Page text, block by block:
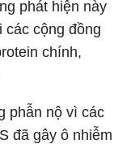
phát hiện này
các cộng đồng
chính,
phẫn nộ vì các
đã gây ô nhiễm